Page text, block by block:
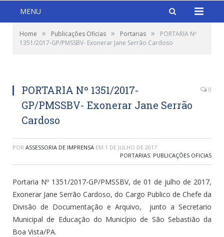
MENU
Home » Publicações Oficias » Portarias »
PORTARIA Nº
1351/2017-GP/PMSSBV- Exonerar Jane Serrão Cardoso
PORTARIA Nº 1351/2017-
GP/PMSSBV- Exonerar Jane Serrão
Cardoso
0
POR ASSESSORIA DE IMPRENSA EM 1 DE JULHO DE 2017
PORTARIAS, PUBLICAÇÕES OFICIAS
Portaria Nº 1351/2017-GP/PMSSBV, de 01 de julho de 2017,
Exonerar Jane Serrão Cardoso, do Cargo Publico de Chefe da
Divisão de Documentação e Arquivo, junto a Secretario
Municipal de Educação do Município de São Sebastião da
Boa Vista/PA.